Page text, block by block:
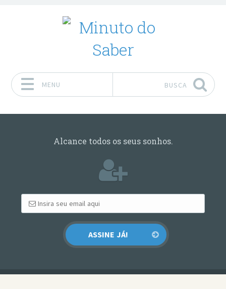
MENU BUSCA
Alcance todos os seus sonhos.